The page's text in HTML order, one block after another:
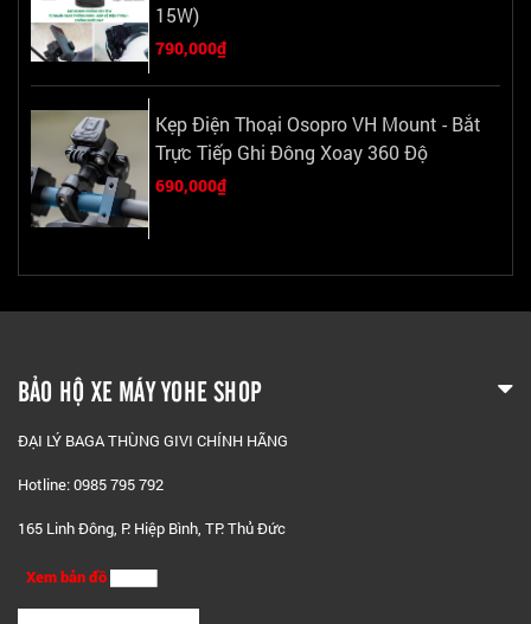
15W)
790,000₫
Kẹp Điện Thoại Osopro VH Mount - Bắt
Trực Tiếp Ghi Đông Xoay 360 Độ
690,000₫
BẢO HỘ XE MÁY YOHE SHOP
ĐẠI LÝ BAGA THÙNG GIVI CHÍNH HÃNG
Hotline: 0985 795 792
165 Linh Đông, P. Hiệp Bình, TP. Thủ Đức
Xem bản đồ